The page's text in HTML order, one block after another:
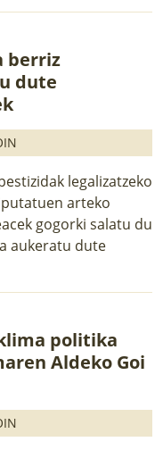
berriz
dute
legalizatzeko
arteko
gogorki salatu du
aukeratu dute
politika
Aldeko Goi